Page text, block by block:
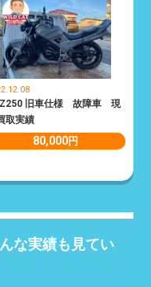
旧車仕様 故障車 現
取実績
80,000円
な実績も見てい